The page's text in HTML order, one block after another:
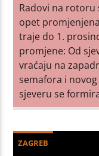
Radovi na rotoru
opet
traje do 1.
promjene: Od
vraćaju na
semafora i
sjeveru se
ZAGREB